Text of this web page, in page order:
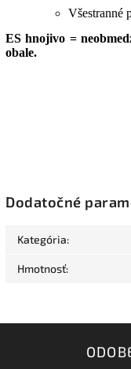
Všestranné
ES hnojivo =
obale.
Dodatočné
Kategória:
Hmotnosť: